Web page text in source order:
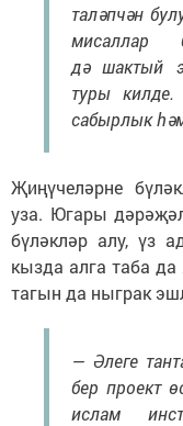
таләпчән
мисаллар
дә шактый
туры
сабырлык
Җиңүчеләрне
уза. Югары
бүләкләр алу, үз
кызда алга таба да
тагын да ныграк
— Әлеге
бер проект
ислам